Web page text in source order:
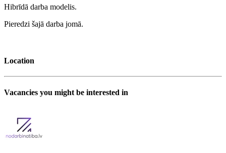
Hibrīdā darba modelis.
Pieredzi šajā darba jomā.
Location
Vacancies you might be interested in